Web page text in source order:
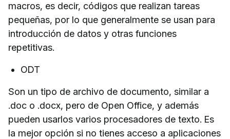
macros, es decir, códigos que realizan tareas
pequeñas, por lo que generalmente se usan para
introducción de datos y otras funciones
repetitivas.
ODT
Son un tipo de archivo de documento, similar a
.doc o .docx, pero de Open Office, y además
pueden usarlos varios procesadores de texto. Es
la mejor opción si no tienes acceso a aplicaciones